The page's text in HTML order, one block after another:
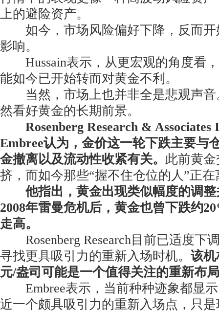
上的避险资产。
如今，市场风险偏好下降，反而开
影响。
Hussain表示，从更宏观的角度看
能如今已开始转而对黄金不利。
当然，市场上也并非全是悲观声音
然看好黄金的长期前景。
Rosenberg Research &
Embree认为，金价这一轮下跌主要与
金撤离以及流动性收紧有关。 此前黄
挤，而如今那些“握不住仓位的人”正在
他指出，黄金出现类似幅度的调
2008年雷曼危机后，黄金也曾下跌约
走高。
Rosenberg Research目前已适度下
寻找更具吸引力的重新入场时机。 该机
元/盎司可能是一个值得关注的重新布
Embree表示，当前种种迹象都显示
近一个颇具吸引力的重新入场点，只